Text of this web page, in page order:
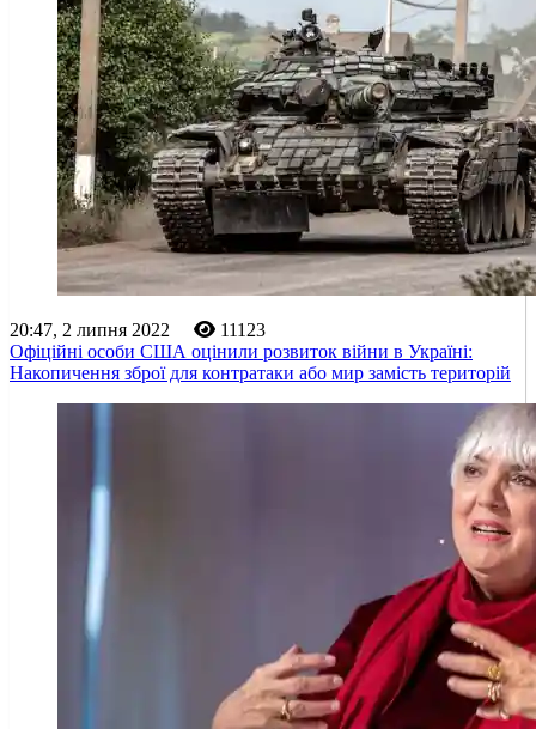
20:47, 2 липня 2022
11123
Офіційні особи США оцінили розвиток війни в Україні:
Накопичення зброї для контратаки або мир замість територій